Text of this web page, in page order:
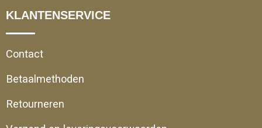
KLANTENSERVICE
Contact
Betaalmethoden
Retourneren